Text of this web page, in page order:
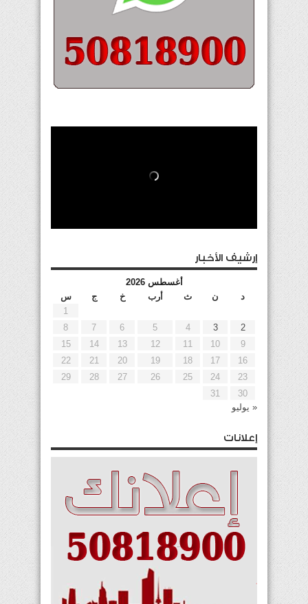
إرشيف الأخبار
أغسطس 2026
د
ن ث أرب خ ج
س
1
2
3
4
5
6
7
8
9
10
11
12
13
14
15
16
17
18
19
20
21
22
23
24
25
26
27
28
29
30
31
« يوليو
إعلانات